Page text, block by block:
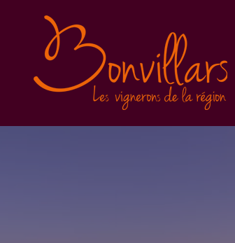
Vins en Fête 2025
Balade gourmande
Inscription
Conditions générales
Vins en Fête 2023